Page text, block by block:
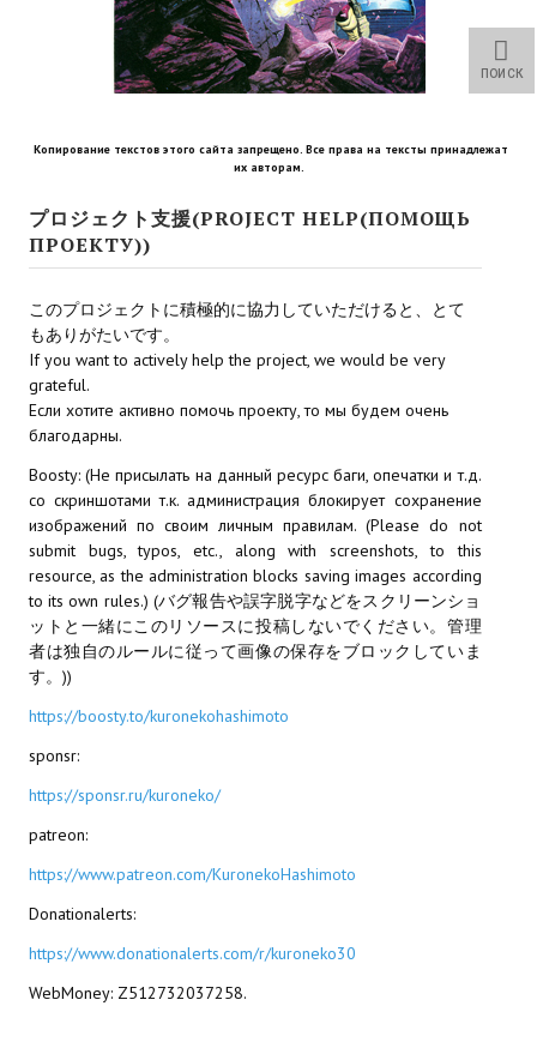
Star Trek Voyager Elite Force Remaster Fan Edition
Sacred Gold Remaster Fan Edition
Age of Pirates: Caribbean Tales Remaster Fan Edition
Sea Dogs - City of Abandoned Ships Remaster Fan Edition
Sea Dogs Remaster Fan Edition
НОВОСТИ ПОРТАЛА
Новости
Новости Архив
МОДЫ ДЛЯ ИГР
Патчи
Моды
Divinity Original Sin Enhanced Edition
Dragon Age: Origins
Dragon Age: Inquisition
Копирование текстов этого сайта запрещено. Все права на тексты принадлежат
их авторам.
プロジェクト支援(PROJECT HELP(ПОМОЩЬ
ПРОЕКТУ))
このプロジェクトに積極的に協力していただけると、とて
もありがたいです。
If you want to actively help the project, we would be very
grateful.
Если хотите активно помочь проекту, то мы будем очень
благодарны.
Boosty: (Не присылать на данный ресурс баги, опечатки и т.д.
со скриншотами т.к. администрация блокирует сохранение
изображений по своим личным правилам. (Please do not
submit bugs, typos, etc., along with screenshots, to this
resource, as the administration blocks saving images according
to its own rules.) (バグ報告や誤字脱字などをスクリーンショ
ットと一緒にこのリソースに投稿しないでください。管理
者は独自のルールに従って画像の保存をブロックしていま
す。))
https://boosty.to/kuronekohashimoto
sponsr:
https://sponsr.ru/kuroneko/
patreon:
https://www.patreon.com/KuronekoHashimoto
Donationalerts:
https://www.donationalerts.com/r/kuroneko30
WebMoney: Z512732037258.
ПОИСК